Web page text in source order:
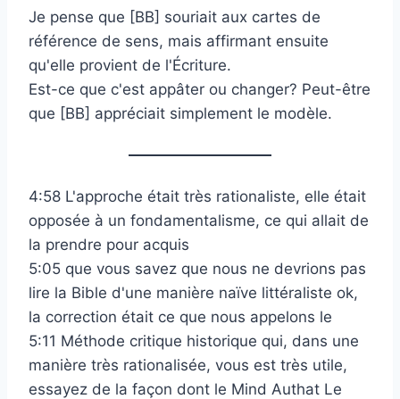
Je pense que [BB] souriait aux cartes de
référence de sens, mais affirmant ensuite
qu'elle provient de l'Écriture.
Est-ce que c'est appâter ou changer? Peut-être
que [BB] appréciait simplement le modèle.
4:58 L'approche était très rationaliste, elle était
opposée à un fondamentalisme, ce qui allait de
la prendre pour acquis
5:05 que vous savez que nous ne devrions pas
lire la Bible d'une manière naïve littéraliste ok,
la correction était ce que nous appelons le
5:11 Méthode critique historique qui, dans une
manière très rationalisée, vous est très utile,
essayez de la façon dont le Mind Authat Le